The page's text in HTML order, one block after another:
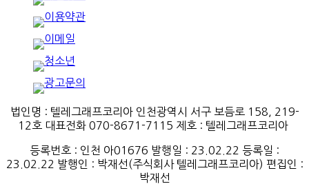
법인명 : 텔레그래프코리아 인천광역시 서구 보듬로 158, 219-
12호 대표전화 070-8671-7115 제호 : 텔레그래프코리아
등록번호 : 인천 아01676 발행일 : 23.02.22 등록일 :
23.02.22 발행인 : 박재선(주식회사텔레그래프코리아) 편집인 :
박재선